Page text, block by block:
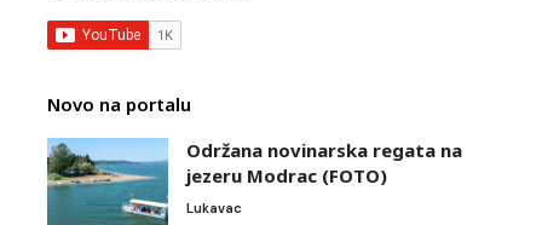
Novo na portalu
Održana novinarska regata na
jezeru Modrac (FOTO)
Lukavac